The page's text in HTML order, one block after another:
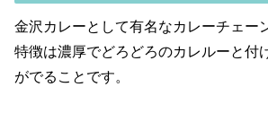
金沢カレーとして有名なカレーチェー
特徴は濃厚でどろどろのカレルーと付
がでることです。